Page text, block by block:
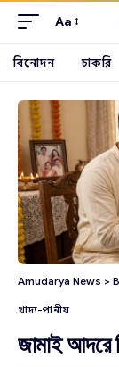
Aa
বিনোদন চাকরি
Amudarya News >
খাদ্য-পানীয়
জামাই আদরে